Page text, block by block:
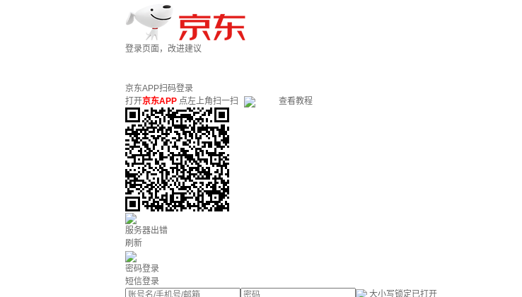
登录页面，改进建议
京东APP扫码登录
打开京东APP 点左上角扫一扫 查看教程
服务器出错
刷新
密码登录
短信登录
大小写锁定已打开